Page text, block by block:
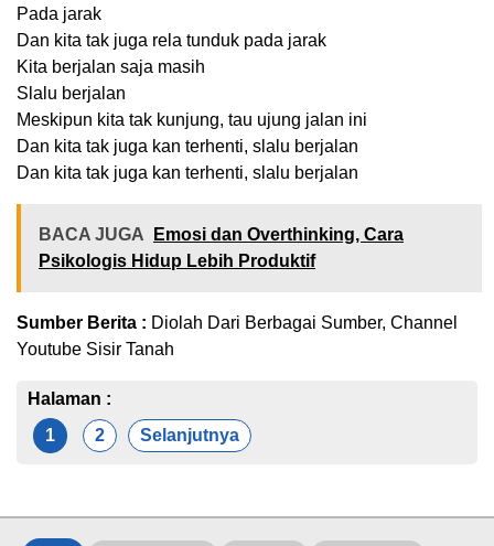
Pada jarak
Dan kita tak juga rela tunduk pada jarak
Kita berjalan saja masih
Slalu berjalan
Meskipun kita tak kunjung, tau ujung jalan ini
Dan kita tak juga kan terhenti, slalu berjalan
Dan kita tak juga kan terhenti, slalu berjalan
BACA JUGA
Emosi dan Overthinking, Cara
Psikologis Hidup Lebih Produktif
Sumber Berita : Diolah Dari Berbagai Sumber, Channel
Youtube Sisir Tanah
Halaman :
1
2 Selanjutnya